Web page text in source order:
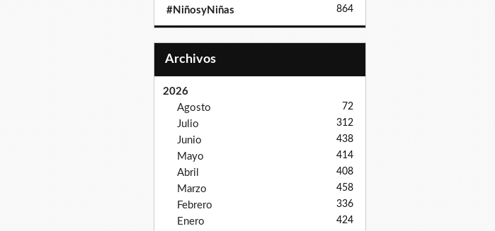
#NiñosyNiñas 864
Archivos
2026
Agosto
72
Julio 312
Junio 438
Mayo 414
Abril 408
Marzo 458
Febrero 336
Enero 424